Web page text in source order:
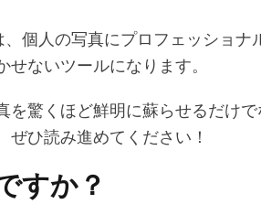
個人の写真にプロフェッショナ
ないツールになります。
を驚くほど鮮明に蘇らせるだけ
ひ読み進めてください！
すか？